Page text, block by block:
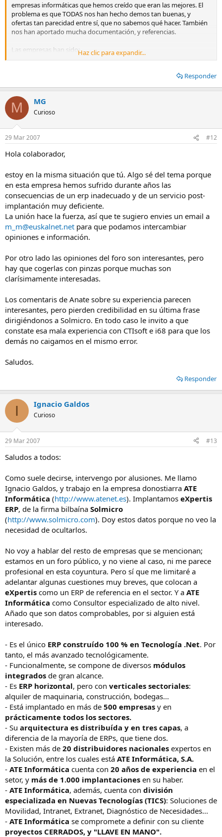
empresas informáticas que hemos creído que eran las mejores. El
problema es que TODAS nos han hecho demos tan buenas, y
ofertas tan parecidad entre sí, que no sabemos qué hacer. También
nos han aportado mucha documentación, y referencias.
Las empresas han sido:
- Solmicro.
- Igarle.
- Navisíon.
Si alguien me puede orientar (en lo bueno y en lo menos bueno)
sobre estos productos, le quedaré muy agradecido (al final yo
tengo que presentar los proyectos a Gerencia y estoy hecho un lío).
Muchas gracias.
Haz clic para expandir...
Responder
M MG
Curioso
29 Mar 2007 #12
Hola colaborador,
estoy en la misma situación que tú. Algo sé del tema porque
en esta empresa hemos sufrido durante años las
consecuencias de un erp inadecuado y de un servicio post-
implantación muy deficiente.
La unión hace la fuerza, así que te sugiero envies un email a
m_m@euskalnet.net para que podamos intercambiar
opiniones e información.
Por otro lado las opiniones del foro son interesantes, pero
hay que cogerlas con pinzas porque muchas son
clarísimamente interesadas.
Los comentaris de Anate sobre su experiencia parecen
interesantes, pero pierden credibilidad en su última frase
dirigiéndonos a Solmicro. En todo caso le invito a que
constate esa mala experiencia con CTIsoft e i68 para que los
demás no caigamos en el mismo error.
Saludos.
Responder
I Ignacio Galdos
Curioso
29 Mar 2007 #13
Saludos a todos:
Como suele decirse, intervengo por alusiones. Me llamo
Ignacio Galdos, y trabajo en la empresa donostiarra ATE
Informática (http://www.atenet.es). Implantamos eXpertis
ERP, de la firma bilbaína Solmicro
(http://www.solmicro.com). Doy estos datos porque no veo la
necesidad de ocultarlos.
No voy a hablar del resto de empresas que se mencionan;
estamos en un foro público, y no viene al caso, ni me parece
profesional en esta coyuntura. Pero sí que me limitaré a
adelantar algunas cuestiones muy breves, que colocan a
eXpertis como un ERP de referencia en el sector. Y a ATE
Informática como Consultor especializado de alto nivel.
Añado que son datos comprobables, por si alguien está
interesado.
- Es el único ERP construído 100 % en Tecnología .Net. Por
tanto, el más avanzado tecnológicamente.
- Funcionalmente, se compone de diversos módulos
integrados de gran alcance.
- Es ERP horizontal, pero con verticales sectoriales:
alquiler de maquinaria, construcción, bodegas...
- Está implantado en más de 500 empresas y en
prácticamente todos los sectores.
- Su arquitectura es distribuída y en tres capas, a
diferencia de la mayoría de ERPs, que tiene dos.
- Existen más de 20 distribuidores nacionales expertos en
la Solución, entre los cuales está ATE Informática, S.A.
- ATE Informática cuenta con 20 años de experiencia en el
setor, y más de 1.000 implantaciones en su haber.
- ATE Informática, además, cuenta con división
especializada en Nuevas Tecnologías (TICS): Soluciones de
Movilidad, Intranet, Extranet, Diagnóstico de Necesidades...
- ATE Informática se compromete a definir con su cliente
proyectos CERRADOS, y "LLAVE EN MANO".